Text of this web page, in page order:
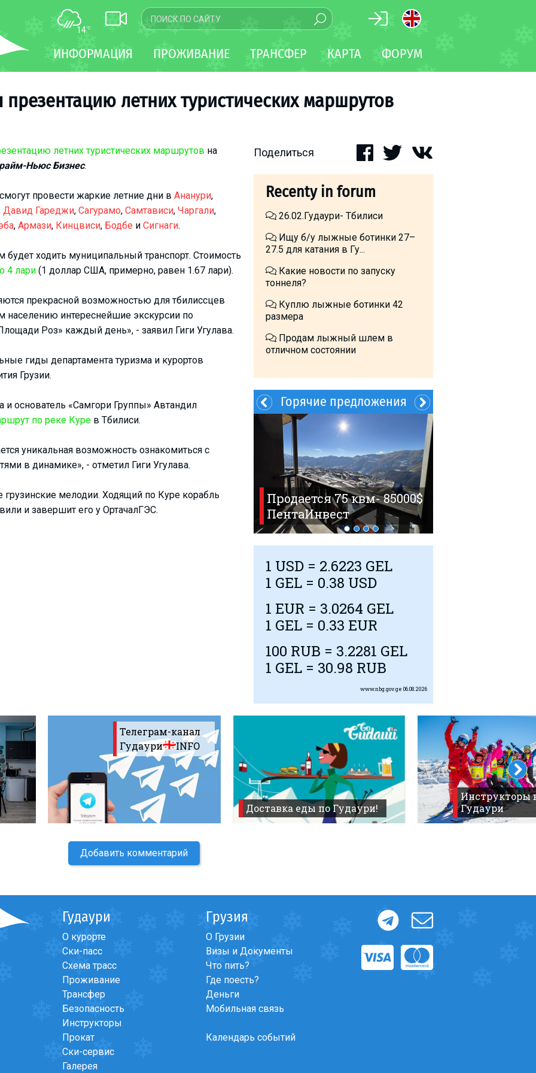
14°C
ИНФОРМАЦИЯ ПРОЖИВАНИЕ ТРАНСФЕР КАРТА ФОРУМ
летних туристических маршрутов
летних туристических маршрутов на
Ньюс Бизнес.
провести жаркие летние дни в Ананури,
Давид Гареджи, Сагурамо, Самтависи, Чаргали,
, Армази, Кинцвиси, Бодбе и Сигнаги.
ходить муниципальный транспорт. Стоимость
4 лари (1 доллар США, примерно, равен 1.67 лари).
прекрасной возможностью для тбилиссцев
населению интереснейшие экскурсии по
Роз» каждый день», - заявил Гиги Угулава.
гиды департамента туризма и курортов
Грузии.
и основатель «Самгори Группы» Автандил
по реке Куре в Тбилиси.
уникальная возможность ознакомиться с
в динамике», - отметил Гиги Угулава.
мелодии. Ходящий по Куре корабль
и завершит его у ОртачалГЭС.
Поделиться
Recenty in forum
26.02.Гудаури- Тбилиси
Ищу б/у лыжные ботинки 27–
27.5 для катания в Гу...
Какие новости по запуску
тоннеля?
Куплю лыжные ботинки 42
размера
Продам лыжный шлем в
отличном состоянии
Летом?- в Грузию!!!!
Продается 75 квм- 85000$
ПентаИнвест
Горячие предложения
1 USD = 2.6223 GEL
1 GEL = 0.38 USD
1 EUR = 3.0264 GEL
1 GEL = 0.33 EUR
100 RUB = 3.2281 GEL
1 GEL = 30.98 RUB
www.nbg.gov.ge 06.08.2026
Телеграм-канал
Гудаури
INFO
Доставка еды по Гудаури!
Инструкторы
Гудаури
Добавить комментарий
Гудаури
О курорте
Ски-пасс
Схема трасс
Проживание
Трансфер
Безопасность
Инструкторы
Прокат
Ски-сервис
Галерея
Грузия
О Грузии
Визы и Документы
Что пить?
Где поесть?
Деньги
Мобильная связь
Календарь событий